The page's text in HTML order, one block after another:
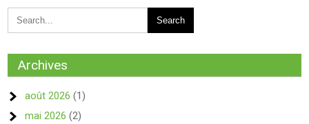
Archives
août 2026 (1)
mai 2026 (2)